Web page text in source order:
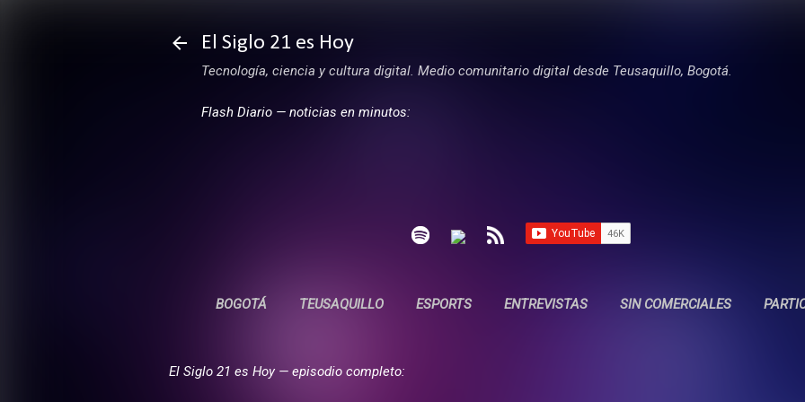
El Siglo 21 es Hoy
Tecnología, ciencia y cultura digital. Medio comunitario digital desde Teusaquillo, Bogotá.
Flash Diario — noticias en minutos:
BOGOTÁ TEUSAQUILLO ESPORTS ENTREVISTAS SIN COMERCIALES
El Siglo 21 es Hoy — episodio completo: